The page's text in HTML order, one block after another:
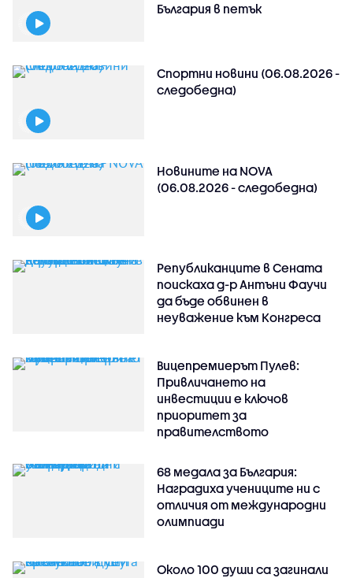
България в петък
Спортни новини (06.08.2026 -
следобедна)
Новините на NOVA
(06.08.2026 - следобедна)
Републиканците в Сената
поискаха д-р Антъни Фаучи
да бъде обвинен в
неуважение към Конгреса
Вицепремиерът Пулев:
Привличането на
инвестиции е ключов
приоритет за
правителството
68 медала за България:
Наградиха учениците ни с
отличия от международни
олимпиади
Около 100 души са загинали